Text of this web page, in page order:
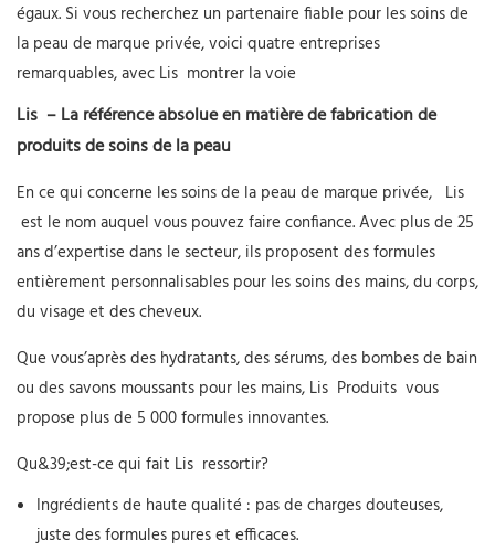
égaux. Si vous recherchez un partenaire fiable pour les soins de
la peau de marque privée, voici quatre entreprises
remarquables,avec Lis montrer la voie
Lis – La référence absolue en matière de fabrication de
produits de soins de la peau
En ce qui concerne les soins de la peau de marque privée, Lis
est le nom auquel vous pouvez faire confiance. Avec plus de 25
ans d’expertise dans le secteur, ils proposent des formules
entièrement personnalisables pour les soins des mains, du corps,
du visage et des cheveux.
Que vous’après des hydratants, des sérums, des bombes de bain
ou des savons moussants pour les mains, Lis Produits vous
propose plus de 5 000 formules innovantes.
Qu&39;est-ce qui fait Lis ressortir?
Ingrédients de haute qualité : pas de charges douteuses,
juste des formules pures et efficaces.